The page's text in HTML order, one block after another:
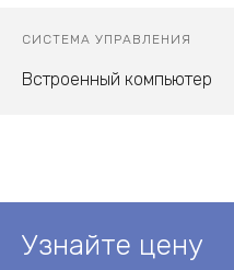
СИСТЕМА УПРАВЛЕНИЯ
Встроенный компьютер
Узнайте цену